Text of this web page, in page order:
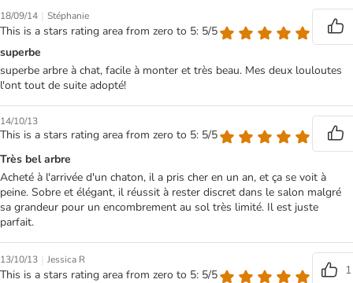
18/09/14 | Stéphanie
This is a stars rating area from zero to 5: 5/5
superbe
superbe arbre à chat, facile à monter et très beau. Mes deux louloutes
l'ont tout de suite adopté!
14/10/13
This is a stars rating area from zero to 5: 5/5
Très bel arbre
Acheté à l'arrivée d'un chaton, il a pris cher en un an, et ça se voit à
peine. Sobre et élégant, il réussit à rester discret dans le salon malgré
sa grandeur pour un encombrement au sol très limité. Il est juste
parfait.
13/10/13 | Jessica R
This is a stars rating area from zero to 5: 5/5
1